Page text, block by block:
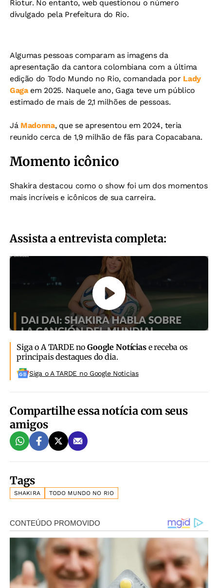
Riotur. No entanto, web questionou o número
divulgado pela Prefeitura do Rio.
Algumas pessoas comparam as imagens da
apresentação da cantora colombiana com a última
edição do Todo Mundo no Rio, comandada por Lady
Gagaem 2025. Naquele ano, Gaga teve um público
estimado de mais de 2,1 milhões de pessoas.
Já Madonna, que se apresentou em 2024, teria
reunido cerca de 1,9 milhão de fãs para Copacabana.
Momento icônico
Shakira destacou como o show foi um dos momentos
mais incríveis e icônicos de sua carreira.
Assista a entrevista completa:
Siga o A TARDE noGoogle Notíciase receba os
principais destaques do dia.
Siga o A TARDE no Google Noticias
Compartilhe essa notícia com seus
amigos
Tags
SHAKIRA TODO MUNDO NO RIO